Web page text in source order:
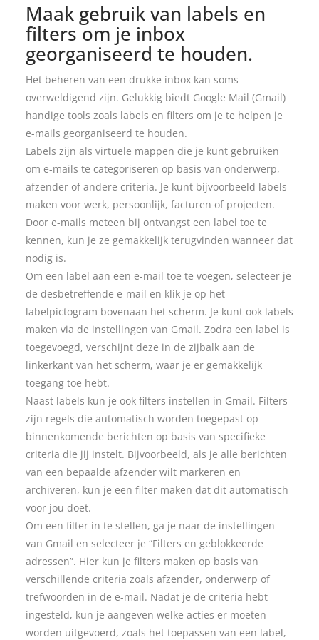
Maak gebruik van labels en
filters om je inbox
georganiseerd te houden.
Het beheren van een drukke inbox kan soms
overweldigend zijn. Gelukkig biedt Google Mail (Gmail)
handige tools zoals labels en filters om je te helpen je
e-mails georganiseerd te houden.
Labels zijn als virtuele mappen die je kunt gebruiken
om e-mails te categoriseren op basis van onderwerp,
afzender of andere criteria. Je kunt bijvoorbeeld labels
maken voor werk, persoonlijk, facturen of projecten.
Door e-mails meteen bij ontvangst een label toe te
kennen, kun je ze gemakkelijk terugvinden wanneer dat
nodig is.
Om een label aan een e-mail toe te voegen, selecteer je
de desbetreffende e-mail en klik je op het
labelpictogram bovenaan het scherm. Je kunt ook labels
maken via de instellingen van Gmail. Zodra een label is
toegevoegd, verschijnt deze in de zijbalk aan de
linkerkant van het scherm, waar je er gemakkelijk
toegang toe hebt.
Naast labels kun je ook filters instellen in Gmail. Filters
zijn regels die automatisch worden toegepast op
binnenkomende berichten op basis van specifieke
criteria die jij instelt. Bijvoorbeeld, als je alle berichten
van een bepaalde afzender wilt markeren en
archiveren, kun je een filter maken dat dit automatisch
voor jou doet.
Om een filter in te stellen, ga je naar de instellingen
van Gmail en selecteer je “Filters en geblokkeerde
adressen”. Hier kun je filters maken op basis van
verschillende criteria zoals afzender, onderwerp of
trefwoorden in de e-mail. Nadat je de criteria hebt
ingesteld, kun je aangeven welke acties er moeten
worden uitgevoerd, zoals het toepassen van een label,